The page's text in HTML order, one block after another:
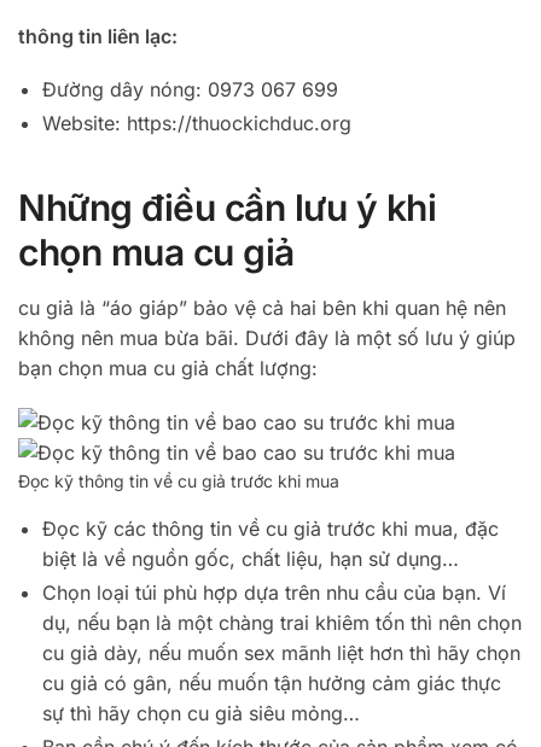
thông tin liên lạc:
Đường dây nóng: 0973 067 699
Website: https://thuockichduc.org
Những điều cần lưu ý khi
chọn mua cu giả
cu giả là “áo giáp” bảo vệ cả hai bên khi quan hệ nên
không nên mua bừa bãi. Dưới đây là một số lưu ý giúp
bạn chọn mua cu giả chất lượng:
Đọc kỹ thông tin về cu giả trước khi mua
Đọc kỹ các thông tin về cu giả trước khi mua, đặc
biệt là về nguồn gốc, chất liệu, hạn sử dụng…
Chọn loại túi phù hợp dựa trên nhu cầu của bạn. Ví
dụ, nếu bạn là một chàng trai khiêm tốn thì nên chọn
cu giả dày, nếu muốn sex mãnh liệt hơn thì hãy chọn
cu giả có gân, nếu muốn tận hưởng cảm giác thực
sự thì hãy chọn cu giả siêu mỏng…